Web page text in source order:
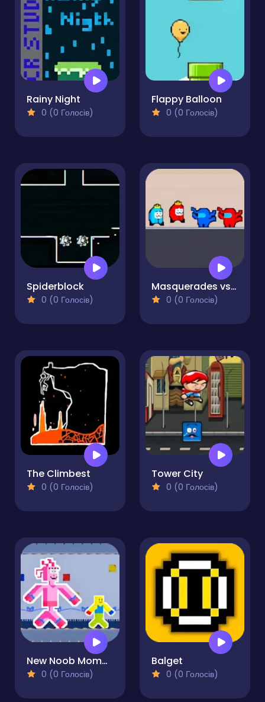
Rainy Night
0 (0 Голосів)
Flappy Balloon
0 (0 Голосів)
Spiderblock
0 (0 Голосів)
Masquerades vs Impostors
0 (0 Голосів)
The Climbest
0 (0 Голосів)
Tower City
0 (0 Голосів)
New Noob Mommy Long
0 (0 Голосів)
Balget
0 (0 Голосів)